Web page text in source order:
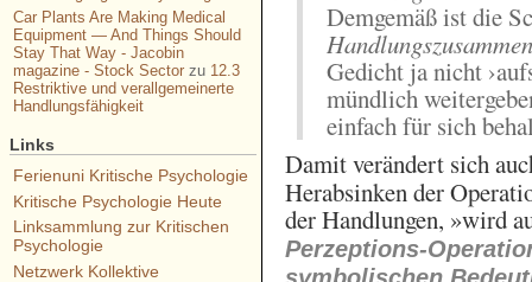
Demgemäß ist die
Gedicht ja nicht
mündlich
einfach für sich
Damit verändert sich
Herabsinken der
der Handlungen, »wird
Perzeptions-
Car Plants Are Making Medical
Equipment — And Things Should
Stay That Way - Jacobin
magazine - Stock Sectorzu 12.3
Restriktive und verallgemeinerte
Handlungsfähigkeit
Links
Ferienuni Kritische Psychologie
Kritische Psychologie Heute
Linksammlung zur Kritischen
Psychologie
Netzwerk Kollektive